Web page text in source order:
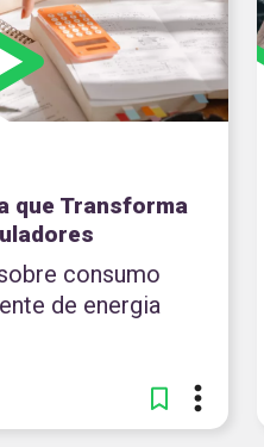
que Transforma
consumo
de energia